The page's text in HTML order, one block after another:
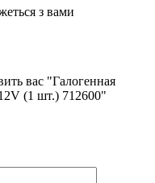
з вами
вас "Галогенная
(1 шт.) 712600"